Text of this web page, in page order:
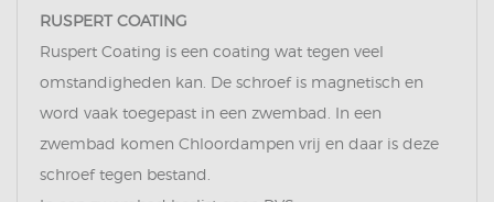
RUSPERT COATING
Ruspert Coating is een coating wat tegen veel
omstandigheden kan. De schroef is magnetisch en
word vaak toegepast in een zwembad. In een
zwembad komen Chloordampen vrij en daar is deze
schroef tegen bestand.